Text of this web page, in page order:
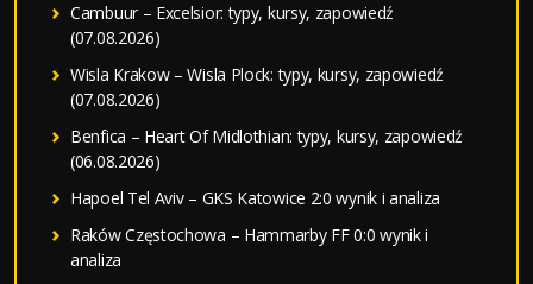
Cambuur – Excelsior: typy, kursy, zapowiedź
(07.08.2026)
Wisla Krakow – Wisla Plock: typy, kursy, zapowiedź
(07.08.2026)
Benfica – Heart Of Midlothian: typy, kursy, zapowiedź
(06.08.2026)
Hapoel Tel Aviv – GKS Katowice 2:0 wynik i analiza
Raków Częstochowa – Hammarby FF 0:0 wynik i
analiza